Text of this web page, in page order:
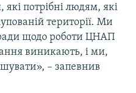
потрібні людям, які
території. Ми
щодо роботи ЦНАП
виникають, і ми,
– запевнив